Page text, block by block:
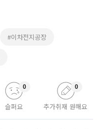
#이차전지공장
슬퍼요
0
추가취재 원해요
0